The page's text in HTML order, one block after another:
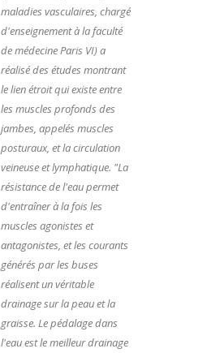
maladies vasculaires, chargé
d'enseignement à la faculté
de médecine Paris VI) a
réalisé des études montrant
le lien étroit qui existe entre
les muscles profonds des
jambes, appelés muscles
posturaux, et la circulation
veineuse et lymphatique. "La
résistance de l'eau permet
d'entraîner à la fois les
muscles agonistes et
antagonistes, et les courants
générés par les buses
réalisent un véritable
drainage sur la peau et la
graisse. Le pédalage dans
l'eau est le meilleur drainage